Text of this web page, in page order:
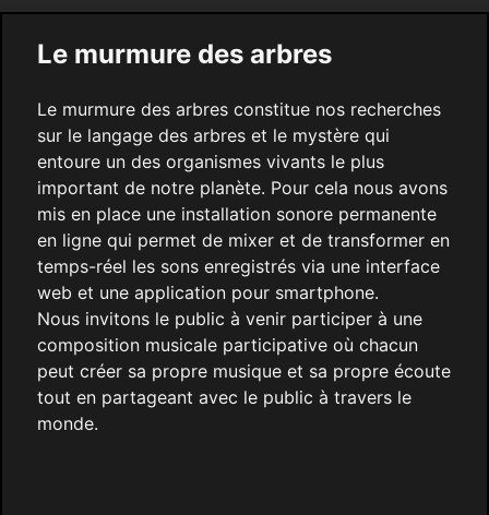
Le murmure des arbres
Le murmure des arbres constitue nos recherches
sur le langage des arbres et le mystère qui
entoure un des organismes vivants le plus
important de notre planète. Pour cela nous avons
mis en place une installation sonore permanente
en ligne qui permet de mixer et de transformer en
temps-réel les sons enregistrés via une interface
web et une application pour smartphone.
Nous invitons le public à venir participer à une
composition musicale participative où chacun
peut créer sa propre musique et sa propre écoute
tout en partageant avec le public à travers le
monde.